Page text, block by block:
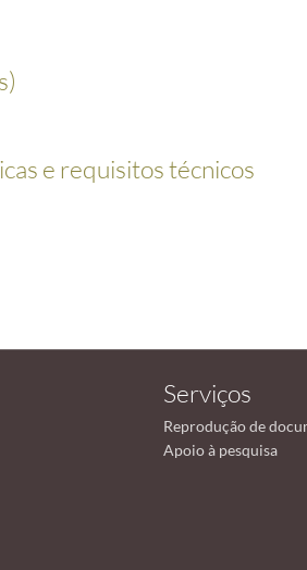
e requisitos técnicos
Serviços
Reprodução de
Apoio à pesquisa